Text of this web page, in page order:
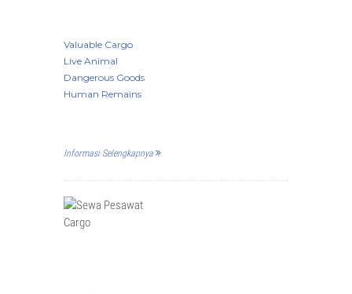
Valuable Cargo
Live Animal
Dangerous Goods
Human Remains
Informasi Selengkapnya